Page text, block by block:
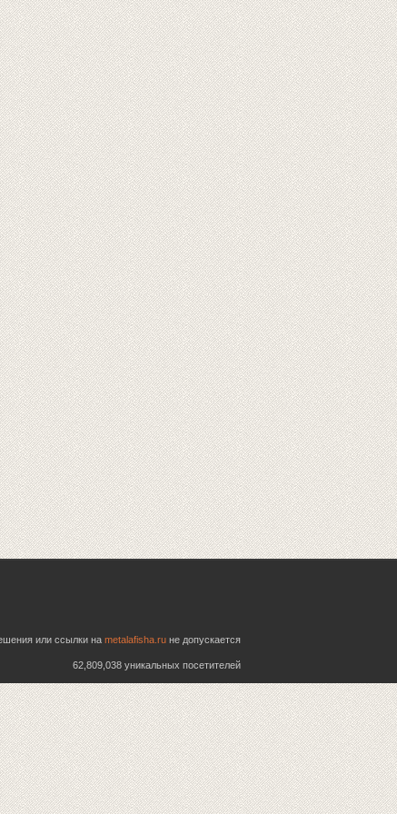
или ссылки на metalafisha.ru не допускается
62,809,038 уникальных посетителей